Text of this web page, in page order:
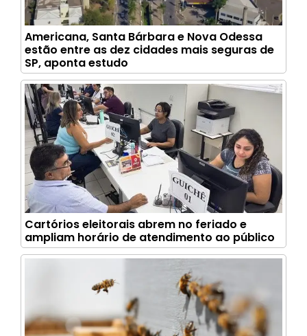
Americana, Santa Bárbara e Nova Odessa
estão entre as dez cidades mais seguras de
SP, aponta estudo
Cartórios eleitorais abrem no feriado e
ampliam horário de atendimento ao público